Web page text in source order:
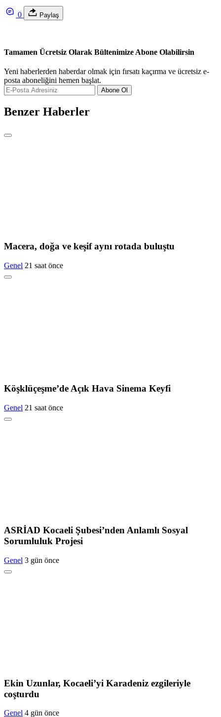
0 Paylaş
Tamamen Ücretsiz Olarak Bültenimize Abone Olabilirsin
Yeni haberlerden haberdar olmak için fırsatı kaçırma ve ücretsiz e-
posta aboneliğini hemen başlat.
Abone Ol
Benzer Haberler
Macera, doğa ve keşif aynı rotada buluştu
Genel 21 saat önce
Köşklüçeşme’de Açık Hava Sinema Keyfi
Genel 21 saat önce
ASRİAD Kocaeli Şubesi’nden Anlamlı Sosyal
Sorumluluk Projesi
Genel 3 gün önce
Ekin Uzunlar, Kocaeli’yi Karadeniz ezgileriyle
coşturdu
Genel 4 gün önce